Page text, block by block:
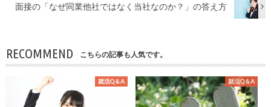
面接の「なぜ同業他社ではなく当社なのか？」の答え方
RECOMMEND こちらの記事も人気です。
就活Q＆A 就活Q＆A